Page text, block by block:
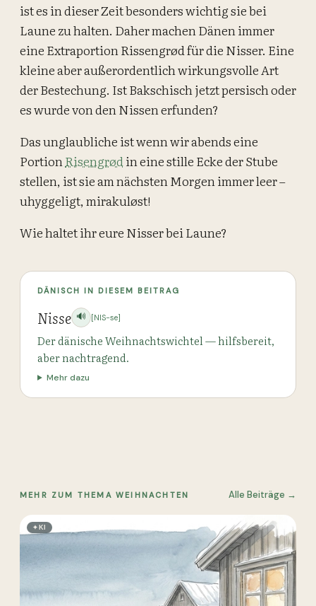
ist es in dieser Zeit besonders wichtig sie bei
Laune zu halten. Daher machen Dänen immer
eine Extraportion Rissengrød für die Nisser. Eine
kleine aber außerordentlich wirkungsvolle Art
der Bestechung. Ist Bakschisch jetzt persisch oder
es wurde von den Nissen erfunden?
Das unglaubliche ist wenn wir abends eine
PortionRisengrødin eine stille Ecke der Stube
stellen, ist sie am nächsten Morgen immer leer –
uhyggeligt, mirakuløst!
Wie haltet ihr eure Nisser bei Laune?
DÄNISCH IN DIESEM BEITRAG
Nisse 🔊 [NIS-se]
Der dänische Weihnachtswichtel — hilfsbereit,
aber nachtragend.
Mehr dazu
MEHR ZUM THEMA WEIHNACHTEN Alle Beiträge →
✦ KI